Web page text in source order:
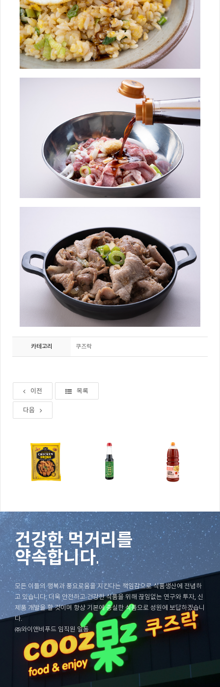
카테고리 쿠즈락
이전 목록
다음
건강한 먹거리를
약속합니다.
모든 이들의 행복과 풍요로움을 지킨다는 책임감으로 식품생산에 전념하
고 있습니다. 더욱 안전하고 건강한 식품을 위해 끊임없는 연구와 투자, 신
제품 개발을 할 것이며 항상 기본에 충실한 식품으로 성원에 보답하겠습니
다.
㈜와이앤비푸드 임직원 일동